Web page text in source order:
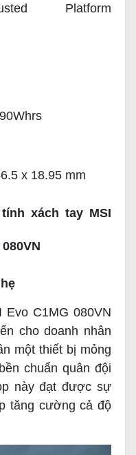
Platform
x 18.95 mm
xách tay MSI
Evo C1MG 080VN
cho doanh nhân
một thiết bị mỏng
chuẩn quân đội
này đạt được sự
tăng cường cả độ